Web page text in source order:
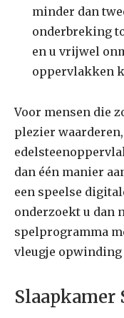
minder dan
onderbreking
en u vrijwel
oppervlakken
Voor mensen die
plezier
dan één manier
een speelse
onderzoekt u dan
spelprogramma
vleugje opwinding
Slaapkamer